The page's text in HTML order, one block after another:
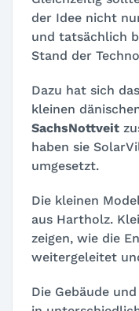
der Idee nicht
und tatsächlich
Stand der
Dazu hat sich
kleinen
SachsNottveit
haben sie
umgesetzt.
Die kleinen
aus Hartholz.
zeigen, wie die
weitergeleitet
Die Gebäude